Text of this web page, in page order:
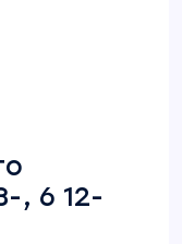
, 6 12-